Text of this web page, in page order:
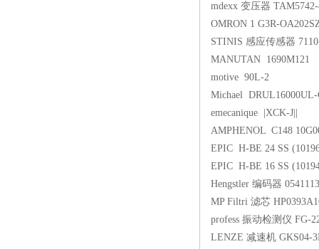
mdexx 变压器
OMRON 1 G3R-
STINIS 感应传感器
MANUTAN 1690M121
motive 90L-2
Michael DRUL16000UL-
emecanique |XCK-J||
AMPHENOL C148
EPIC H-BE 24 SS
EPIC H-BE 16 SS
Hengstler 编码器
MP Filtri 滤芯
profess 振动检测仪 FG-
LENZE 减速机 GKS04-